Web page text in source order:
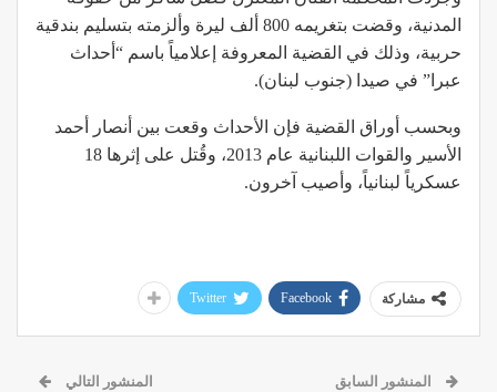
المدنية، وقضت بتغريمه 800 ألف ليرة وألزمته بتسليم بندقية
حربية، وذلك في القضية المعروفة إعلامياً باسم “أحداث
عبرا” في صيدا (جنوب لبنان).
وبحسب أوراق القضية فإن الأحداث وقعت بين أنصار أحمد
الأسير والقوات اللبنانية عام 2013، وقُتل على إثرها 18
عسكرياً لبنانياً، وأصيب آخرون.
مشاركة Facebook
Twitter
المنشور السابق المنشور التالي